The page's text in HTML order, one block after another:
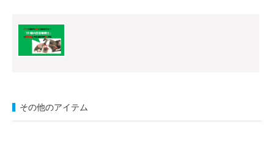
その他のアイテム